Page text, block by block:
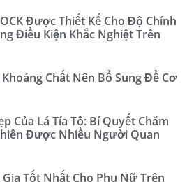
Được Thiết Kế Cho Độ Chính
Điều Kiện Khắc Nghiệt Trên
Chất Nên Bổ Sung Để Cơ
Của Lá Tía Tô: Bí Quyết Chăm
Được Nhiều Người Quan
Tốt Nhất Cho Phụ Nữ Trên